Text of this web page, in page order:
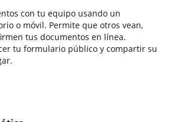
con tu equipo usando un
o móvil. Permite que otros vean,
tus documentos en línea.
tu formulario público y compartir su